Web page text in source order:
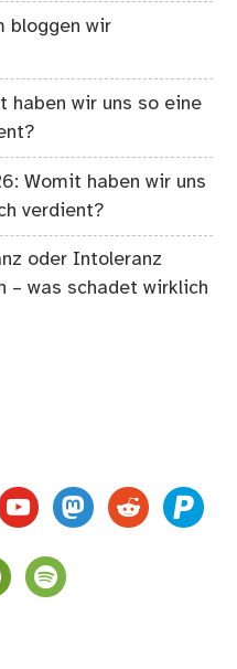
bloggen wir
haben wir uns so eine
Womit haben wir uns
verdient?
oder Intoleranz
– was schadet wirklich
mastodon
reddit paypal
spotify